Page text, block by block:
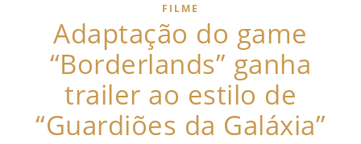
FILME
Adaptação do game
“Borderlands” ganha
trailer ao estilo de
“Guardiões da Galáxia”